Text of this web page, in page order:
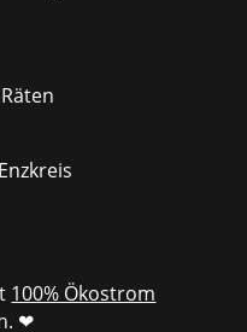
100% Ökostrom
❤